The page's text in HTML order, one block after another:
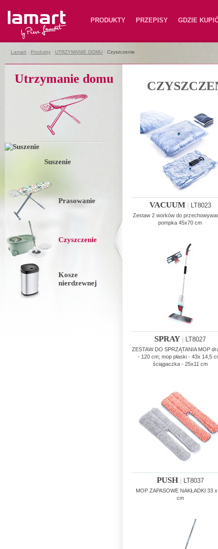
Lamart PRODUKTY PRZEPISY GDZIE
Lamart Produkty UTRZYMANIE DOMU Czyszczenie
Utrzymanie domu
Suszenie
Prasowanie
Czyszczenie
Kosze
nierdzewnej
VACUUM| LT8023
Zestaw 2 worków do
pompka 45x70 cm
SPRAY LT8027
ZESTAW DO SPRZĄTANIA MOP
- 120 cm; mop płaski - 43x 14,5
ściągaczka - 25x11 cm
PUSH| LT8037
MOP ZAPASOWE NAKŁADKI 33
cm